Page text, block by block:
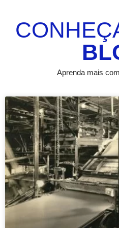
Aprenda mais